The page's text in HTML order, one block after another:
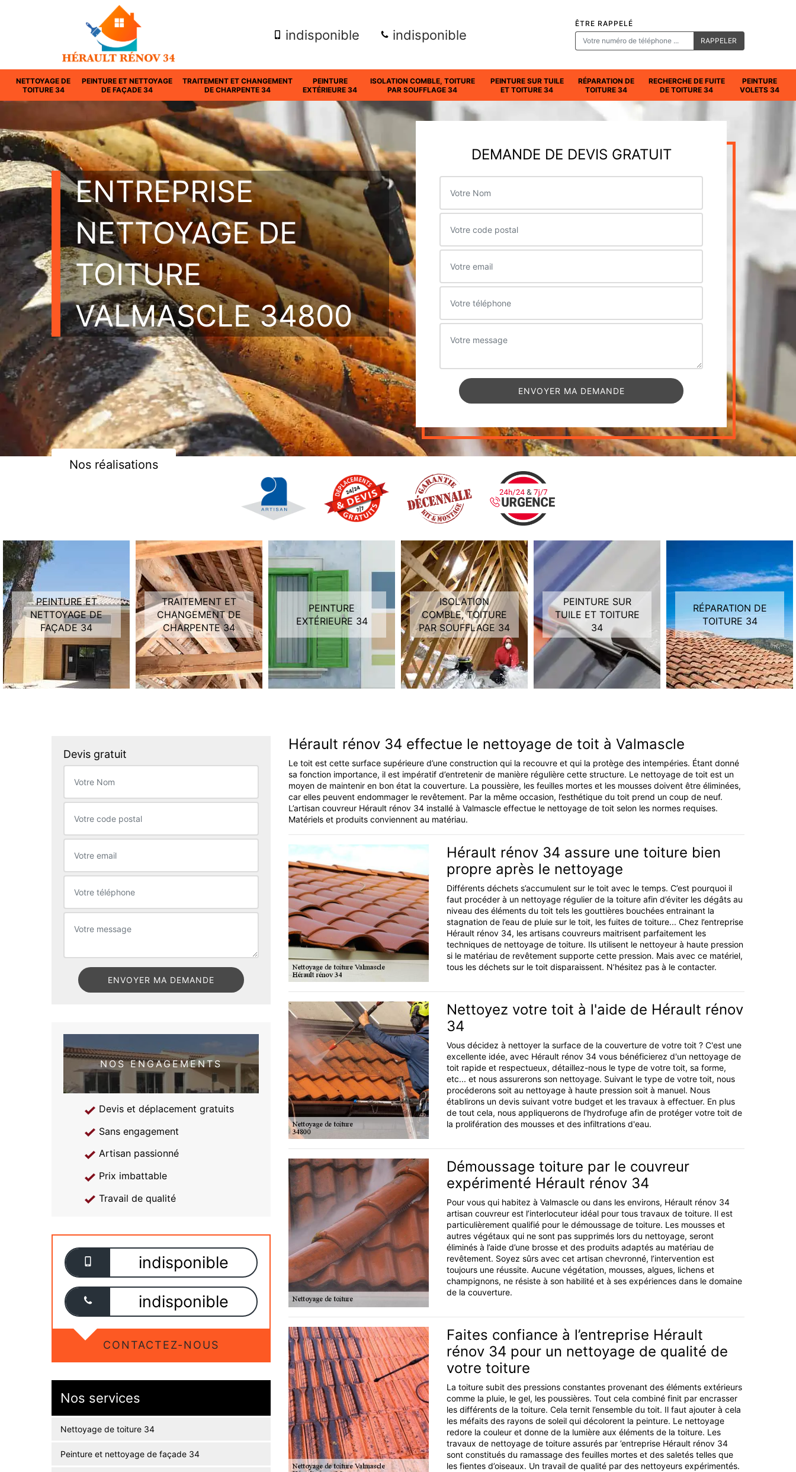
indisponible indisponible
ÊTRE RAPPELÉ
NETTOYAGE DE
TOITURE 34
PEINTURE ET NETTOYAGE
DE FAÇADE 34
TRAITEMENT ET CHANGEMENT
DE CHARPENTE 34
PEINTURE
EXTÉRIEURE 34
ISOLATION COMBLE, TOITURE
PAR SOUFFLAGE 34
PEINTURE SUR TUILE
ET TOITURE 34
RÉPARATION DE
TOITURE 34
RECHERCHE DE FUITE
DE TOITURE 34
PEINTURE
VOLETS 34
ENTREPRISE
NETTOYAGE DE
TOITURE
VALMASCLE 34800
Nos réalisations
DEMANDE DE DEVIS GRATUIT
PEINTURE ET
NETTOYAGE DE
FAÇADE 34
TRAITEMENT ET
CHANGEMENT DE
CHARPENTE 34
PEINTURE
EXTÉRIEURE 34
ISOLATION
COMBLE, TOITURE
PAR SOUFFLAGE 34
PEINTURE SUR
TUILE ET TOITURE
34
RÉPARATION DE
TOITURE 34
Devis gratuit
NOS ENGAGEMENTS
Devis et déplacement gratuits
Sans engagement
Artisan passionné
Prix imbattable
Travail de qualité
indisponible
indisponible
CONTACTEZ-NOUS
Nos services
Nettoyage de toiture 34
Peinture et nettoyage de façade 34
Hérault rénov 34 effectue le nettoyage de toit à Valmascle
Le toit est cette surface supérieure d’une construction qui la recouvre et qui la protège des intempéries. Étant donné
sa fonction importance, il est impératif d’entretenir de manière régulière cette structure. Le nettoyage de toit est un
moyen de maintenir en bon état la couverture. La poussière, les feuilles mortes et les mousses doivent être éliminées,
car elles peuvent endommager le revêtement. Par la même occasion, l’esthétique du toit prend un coup de neuf.
L’artisan couvreur Hérault rénov 34 installé à Valmascle effectue le nettoyage de toit selon les normes requises.
Matériels et produits conviennent au matériau.
Hérault rénov 34 assure une toiture bien
propre après le nettoyage
Différents déchets s’accumulent sur le toit avec le temps. C’est pourquoi il
faut procéder à un nettoyage régulier de la toiture afin d’éviter les dégâts au
niveau des éléments du toit tels les gouttières bouchées entrainant la
stagnation de l’eau de pluie sur le toit, les fuites de toiture... Chez l’entreprise
Hérault rénov 34, les artisans couvreurs maitrisent parfaitement les
techniques de nettoyage de toiture. Ils utilisent le nettoyeur à haute pression
si le matériau de revêtement supporte cette pression. Mais avec ce matériel,
tous les déchets sur le toit disparaissent. N’hésitez pas à le contacter.
Nettoyez votre toit à l'aide de Hérault rénov
34
Vous décidez à nettoyer la surface de la couverture de votre toit ? C'est une
excellente idée, avec Hérault rénov 34 vous bénéficierez d'un nettoyage de
toit rapide et respectueux, détaillez-nous le type de votre toit, sa forme,
etc... et nous assurerons son nettoyage. Suivant le type de votre toit, nous
procéderons soit au nettoyage à haute pression soit à manuel. Nous
établirons un devis suivant votre budget et les travaux à effectuer. En plus
de tout cela, nous appliquerons de l'hydrofuge afin de protéger votre toit de
la prolifération des mousses et des infiltrations d'eau.
Démoussage toiture par le couvreur
expérimenté Hérault rénov 34
Pour vous qui habitez à Valmascle ou dans les environs, Hérault rénov 34
artisan couvreur est l’interlocuteur idéal pour tous travaux de toiture. Il est
particulièrement qualifié pour le démoussage de toiture. Les mousses et
autres végétaux qui ne sont pas supprimés lors du nettoyage, seront
éliminés à l’aide d’une brosse et des produits adaptés au matériau de
revêtement. Soyez sûrs avec cet artisan chevronné, l’intervention est
toujours une réussite. Aucune végétation, mousses, algues, lichens et
champignons, ne résiste à son habilité et à ses expériences dans le domaine
de la couverture.
Faites confiance à l’entreprise Hérault
rénov 34 pour un nettoyage de qualité de
votre toiture
La toiture subit des pressions constantes provenant des éléments extérieurs
comme la pluie, le gel, les poussières. Tout cela combiné finit par encrasser
les différents de la toiture. Cela ternit l’ensemble du toit. Il faut ajouter à cela
les méfaits des rayons de soleil qui décolorent la peinture. Le nettoyage
redore la couleur et donne de la lumière aux éléments de la toiture. Les
travaux de nettoyage de toiture assurés par ’entreprise Hérault rénov 34
sont constitués du ramassage des feuilles mortes et des saletés telles que
les fientes d’oiseaux. Un travail de qualité par des nettoyeurs expérimentés.